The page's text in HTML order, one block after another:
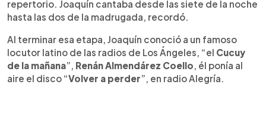
repertorio. Joaquín cantaba desde las siete de la noche
hasta las dos de la madrugada, recordó.
Al terminar esa etapa, Joaquín conoció a un famoso
locutor latino de las radios de Los Ángeles, “el Cucuy
de la mañana”, Renán Almendárez Coello, él ponía al
aire el disco “Volver a perder”, en radio Alegría.